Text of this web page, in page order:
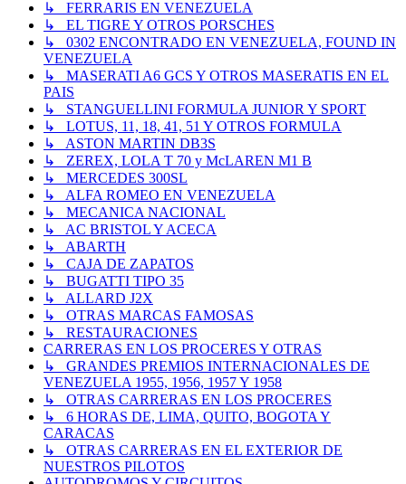
↳ FERRARIS EN VENEZUELA
↳ EL TIGRE Y OTROS PORSCHES
↳ 0302 ENCONTRADO EN VENEZUELA, FOUND IN
VENEZUELA
↳ MASERATI A6 GCS Y OTROS MASERATIS EN EL
PAIS
↳ STANGUELLINI FORMULA JUNIOR Y SPORT
↳ LOTUS, 11, 18, 41, 51 Y OTROS FORMULA
↳ ASTON MARTIN DB3S
↳ ZEREX, LOLA T 70 y McLAREN M1 B
↳ MERCEDES 300SL
↳ ALFA ROMEO EN VENEZUELA
↳ MECANICA NACIONAL
↳ AC BRISTOL Y ACECA
↳ ABARTH
↳ CAJA DE ZAPATOS
↳ BUGATTI TIPO 35
↳ ALLARD J2X
↳ OTRAS MARCAS FAMOSAS
↳ RESTAURACIONES
CARRERAS EN LOS PROCERES Y OTRAS
↳ GRANDES PREMIOS INTERNACIONALES DE
VENEZUELA 1955, 1956, 1957 Y 1958
↳ OTRAS CARRERAS EN LOS PROCERES
↳ 6 HORAS DE, LIMA, QUITO, BOGOTA Y
CARACAS
↳ OTRAS CARRERAS EN EL EXTERIOR DE
NUESTROS PILOTOS